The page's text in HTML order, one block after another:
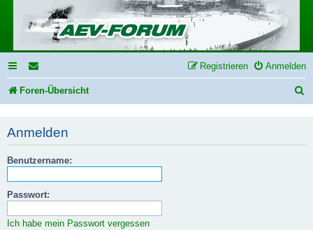
Anmelden
Registrieren
Foren-Übersicht
Anmelden
Benutzername:
Passwort:
Ich habe mein Passwort vergessen